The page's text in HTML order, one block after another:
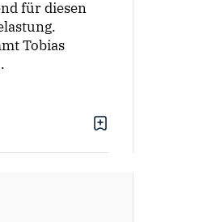
für diesen
Tobias